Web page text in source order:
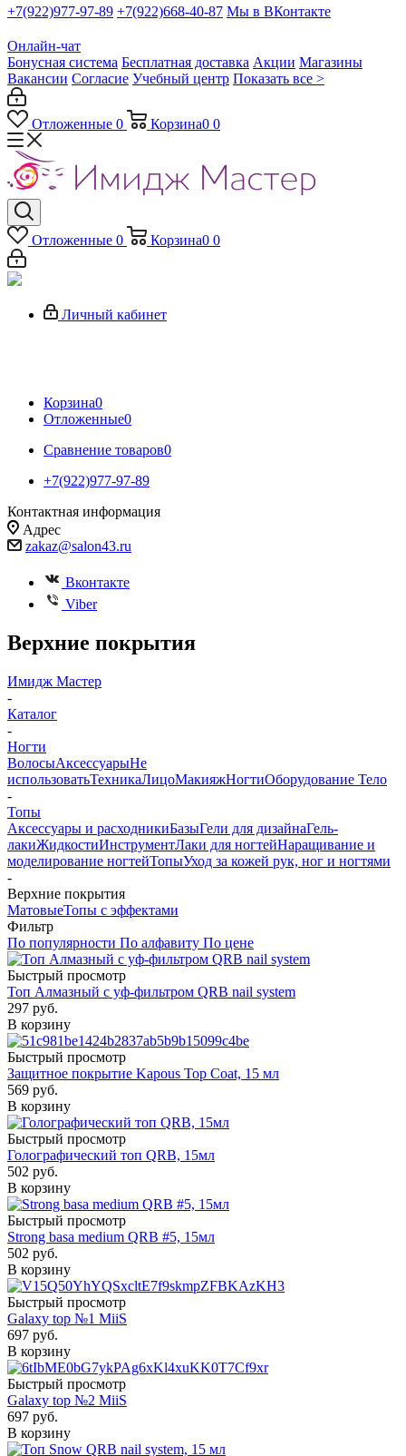
+7(922)977-97-89 +7(922)668-40-87 Мы в ВКонтакте
Онлайн-чат
Бонусная система Бесплатная доставка Акции Магазины
Вакансии Согласие Учебный центр Показать все >
Отложенные 0 Корзина0 0
Отложенные 0 Корзина0 0
Личный кабинет
Корзина0
Отложенные0
Сравнение товаров0
+7(922)977-97-89
Контактная информация
Адрес
zakaz@salon43.ru
Вконтакте
Viber
Верхние покрытия
Имидж Мастер
-
Каталог
-
Ногти
ВолосыАксессуарыНе
использоватьТехникаЛицоМакияжНогтиОборудование Тело
-
Топы
Аксессуары и расходникиБазыГели для дизайнаГель-
лакиЖидкостиИнструментЛаки для ногтейНаращивание и
моделирование ногтейТопыУход за кожей рук, ног и ногтями
-
Верхние покрытия
МатовыеТопы с эффектами
Фильтр
По популярности По алфавиту По цене
Быстрый просмотр
Топ Алмазный с уф-фильтром QRB nail system
297 руб.
В корзину
Быстрый просмотр
Защитное покрытие Kapous Top Coat, 15 мл
569 руб.
В корзину
Быстрый просмотр
Голографический топ QRB, 15мл
502 руб.
В корзину
Быстрый просмотр
Strong basa medium QRB #5, 15мл
502 руб.
В корзину
Быстрый просмотр
Galaxy top №1 MiiS
697 руб.
В корзину
Быстрый просмотр
Galaxy top №2 MiiS
697 руб.
В корзину